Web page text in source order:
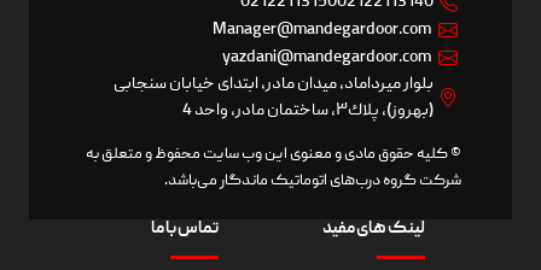
Manager@mandegardoor.com
yazdani@mandegardoor.com
بلوار ميرداماد، ميدان مادر، ابتدای خيابان سنجابی
(بهروز)، پلاك٣، ساختمان مادر، واحد 4
© کلیه حقوق مادی و معنوی این وب سایت محفوظ و متعلق به
شرکت گروه درب‌های اتوماتیک ماندگار می‌باشد.
لینک های مفید تماس با ما